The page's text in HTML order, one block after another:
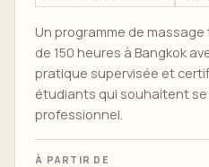
Un programme de
de 150 heures à Bangkok
pratique supervisée et
étudiants qui souhaitent se
professionnel.
À PARTIR DE